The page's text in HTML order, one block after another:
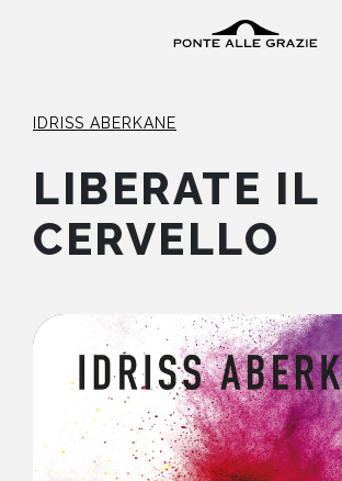
HOME
CATALOGO
AUTORI
IDRISS ABERKANE
LIBERATE IL
CERVELLO